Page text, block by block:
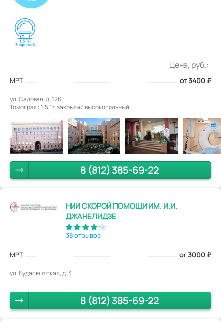
Цена, руб.:
МРТ от 3400 ₽
ул. Садовая, д. 126.
Томограф: 1,5 Тл закрытый высокопольный
8 (812) 385-69-22
НИИ СКОРОЙ ПОМОЩИ ИМ. И.И.
ДЖАНЕЛИДЗЕ
38 отзывов
МРТ от 3000 ₽
ул. Будапештская, д. 3.
8 (812) 385-69-22